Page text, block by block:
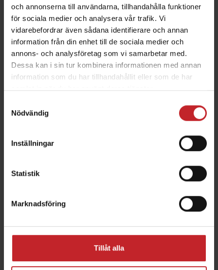
och annonserna till användarna, tillhandahålla funktioner
för sociala medier och analysera vår trafik. Vi
vidarebefordrar även sådana identifierare och annan
information från din enhet till de sociala medier och
annons- och analysföretag som vi samarbetar med.
Dessa kan i sin tur kombinera informationen med annan
information som du har tillhandahållit eller som de har
samlat in när du har använt deras tjänster.
Nödvändig
Inställningar
Statistik
Marknadsföring
Tillåt alla
80-talet
Skandinaviens mest framgångsrika harv
Läs mer
90-talet